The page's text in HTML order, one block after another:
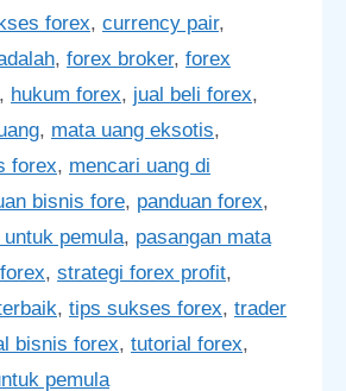
forex, currency pair,
, forex broker, forex
, hukum forex, jual beli forex,
, mata uang eksotis,
forex, mencari uang di
bisnis fore, panduan forex,
pemula, pasangan mata
, strategi forex profit,
, tips sukses forex, trader
bisnis forex, tutorial forex,
pemula